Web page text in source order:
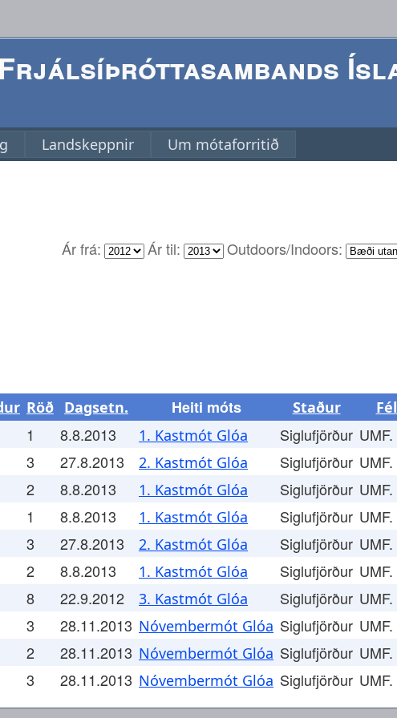
Landskeppnir Um mótaforritið
Ár frá: Ár til:
Outdoors/Indoors:
Röð Dagsetn. Heiti móts Staður
1 8.8.2013 1. Kastmót Glóa Siglufjörður
3 27.8.2013 2. Kastmót Glóa Siglufjörður
2 8.8.2013 1. Kastmót Glóa Siglufjörður
1 8.8.2013 1. Kastmót Glóa Siglufjörður
3 27.8.2013 2. Kastmót Glóa Siglufjörður
2 8.8.2013 1. Kastmót Glóa Siglufjörður
8 22.9.2012 3. Kastmót Glóa Siglufjörður
3 28.11.2013 Nóvembermót Glóa Siglufjörður
2 28.11.2013 Nóvembermót Glóa Siglufjörður
3 28.11.2013 Nóvembermót Glóa Siglufjörður